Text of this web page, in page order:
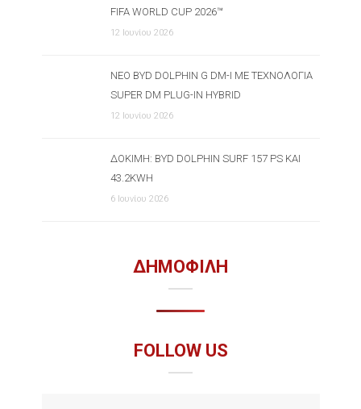
FIFA WORLD CUP 2026™
12 Ιουνίου 2026
ΝΈΟ BYD DOLPHIN G DM-I ΜΕ ΤΕΧΝΟΛΟΓΊΑ
SUPER DM PLUG-IN HYBRID
12 Ιουνίου 2026
ΔΟΚΙΜΉ: BYD DOLPHIN SURF 157 PS ΚΑΙ
43.2KWH
6 Ιουνίου 2026
ΔΗΜΟΦΙΛΗ
FOLLOW US